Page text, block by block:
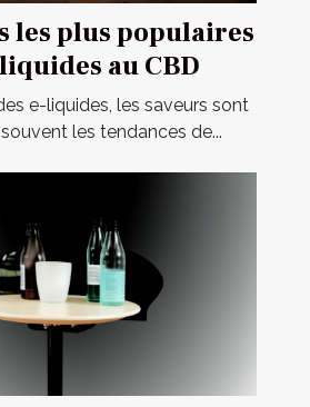
les plus populaires
au CBD
e-liquides, les saveurs sont
les tendances de...